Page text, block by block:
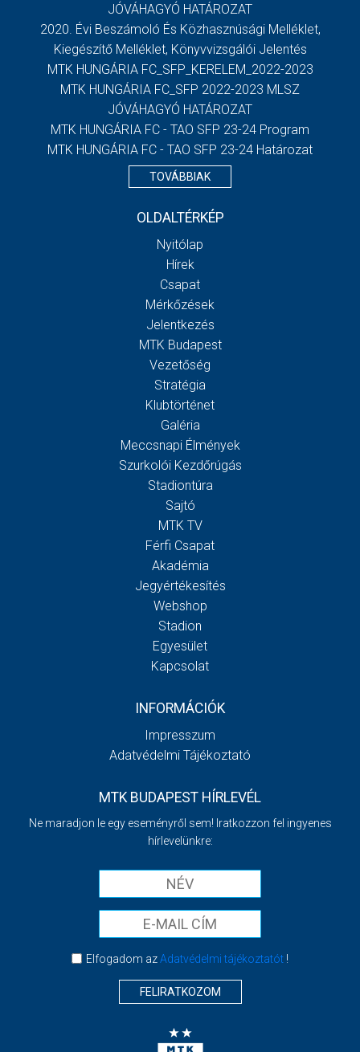
JÓVÁHAGYÓ HATÁROZAT
2020. Évi Beszámoló És Közhasznúsági Melléklet,
Kiegészítő Melléklet, Könyvvizsgálói Jelentés
MTK HUNGÁRIA FC_SFP_KERELEM_2022-2023
MTK HUNGÁRIA FC_SFP 2022-2023 MLSZ
JÓVÁHAGYÓ HATÁROZAT
MTK HUNGÁRIA FC - TAO SFP 23-24 Program
MTK HUNGÁRIA FC - TAO SFP 23-24 Határozat
TOVÁBBIAK
OLDALTÉRKÉP
Nyitólap
Hírek
Csapat
Mérkőzések
Jelentkezés
MTK Budapest
Vezetőség
Stratégia
Klubtörténet
Galéria
Meccsnapi Élmények
Szurkolói Kezdőrúgás
Stadiontúra
Sajtó
MTK TV
Férfi Csapat
Akadémia
Jegyértékesítés
Webshop
Stadion
Egyesület
Kapcsolat
INFORMÁCIÓK
Impresszum
Adatvédelmi Tájékoztató
MTK BUDAPEST HÍRLEVÉL
Ne maradjon le egy eseményről sem! Iratkozzon fel ingyenes
hírlevelünkre:
Elfogadom azAdatvédelmi tájékoztatót!
FELIRATKOZOM